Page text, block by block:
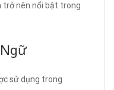
trở nên nổi bật trong
sử dụng trong